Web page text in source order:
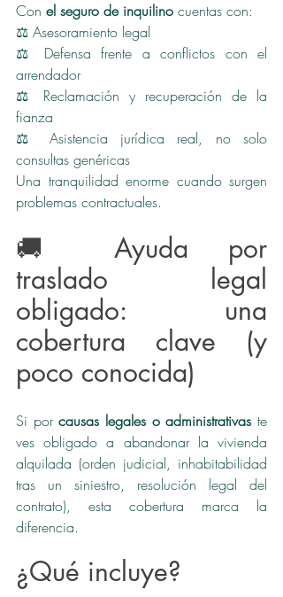
Con el seguro de inquilino cuentas con:
⚖️ Asesoramiento legal
⚖️ Defensa frente a conflictos con el
arrendador
⚖️ Reclamación y recuperación de la
fianza
⚖️ Asistencia jurídica real, no solo
consultas genéricas
Una tranquilidad enorme cuando surgen
problemas contractuales.
🚚 Ayuda por
traslado legal
obligado: una
cobertura clave (y
poco conocida)
Si por causas legales o administrativas te
ves obligado a abandonar la vivienda
alquilada (orden judicial, inhabitabilidad
tras un siniestro, resolución legal del
contrato), esta cobertura marca la
diferencia.
¿Qué incluye?